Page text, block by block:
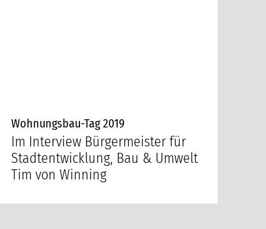
Wohnungsbau-Tag 2019
Im Interview Bürgermeister für
Stadtentwicklung, Bau & Umwelt
Tim von Winning